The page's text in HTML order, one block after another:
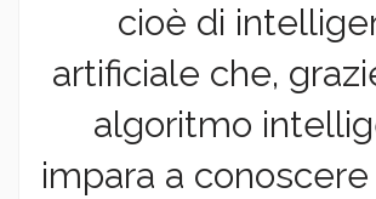
cioè di
artificiale che,
algoritmo
impara a